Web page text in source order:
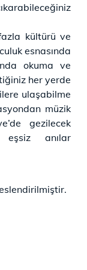
kültürü ve
esnasında
okuma ve
her yerde
ulaşabilme
müzik
gezilecek
anılar